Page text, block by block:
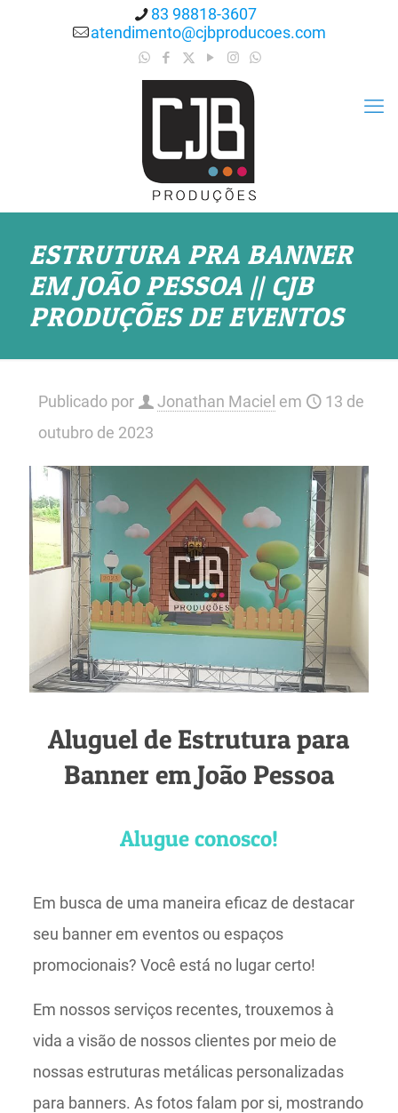
83 98818-3607
atendimento@cjbproducoes.com
ESTRUTURA PRA BANNER
EM JOÃO PESSOA || CJB
PRODUÇÕES DE EVENTOS
Publicado por Jonathan Maciel em
13 de
outubro de 2023
Aluguel de Estrutura para
Banner em João Pessoa
Alugue conosco!
Em busca de uma maneira eficaz de destacar
seu banner em eventos ou espaços
promocionais? Você está no lugar certo!
Em nossos serviços recentes, trouxemos à
vida a visão de nossos clientes por meio de
nossas estruturas metálicas personalizadas
para banners. As fotos falam por si, mostrando